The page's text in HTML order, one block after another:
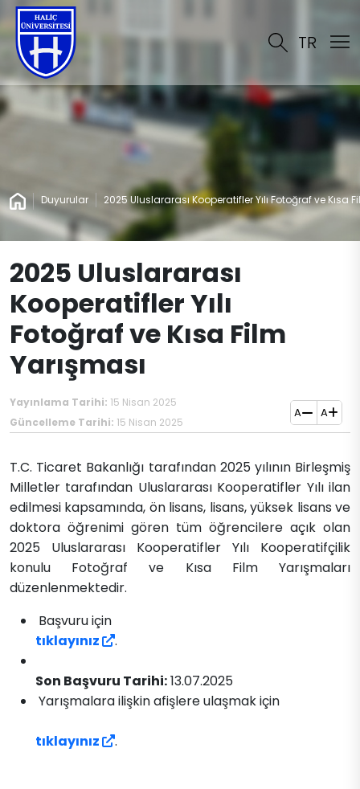
TR
Duyurular 2025 Uluslararası Kooperatifler Yılı Fotoğraf ve Kısa
2025 Uluslararası
Kooperatifler Yılı
Fotoğraf ve Kısa Film
Yarışması
Yayınlama Tarihi: 15 Nisan 2025
Güncelleme Tarihi: 15 Nisan 2025
A A
T.C. Ticaret Bakanlığı tarafından 2025 yılının Birleşmiş
Milletler tarafından Uluslararası Kooperatifler Yılı ilan
edilmesi kapsamında, ön lisans, lisans, yüksek lisans ve
doktora öğrenimi gören tüm öğrencilere açık olan
2025 Uluslararası Kooperatifler Yılı Kooperatifçilik
konulu Fotoğraf ve Kısa Film Yarışmaları
düzenlenmektedir.
Başvuru için
tıklayınız
.
Son Başvuru Tarihi:13.07.2025
Yarışmalara ilişkin afişlere ulaşmak için
tıklayınız .